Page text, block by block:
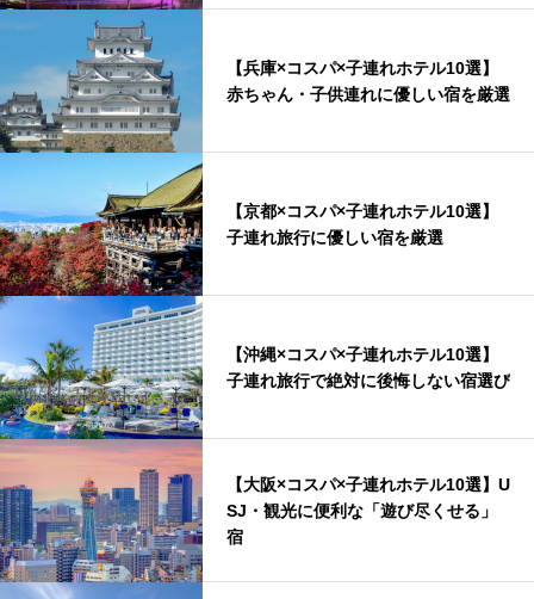
【兵庫×コスパ×子連れホテル10選】
赤ちゃん・子供連れに優しい宿を厳選
【京都×コスパ×子連れホテル10選】
子連れ旅行に優しい宿を厳選
【沖縄×コスパ×子連れホテル10選】
子連れ旅行で絶対に後悔しない宿選び
【大阪×コスパ×子連れホテル10選】U
SJ・観光に便利な「遊び尽くせる」
宿